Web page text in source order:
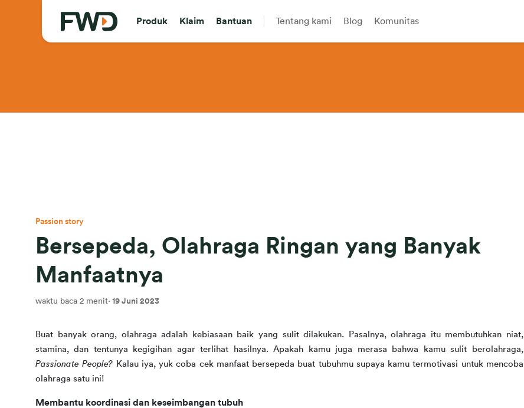
Produk Klaim Bantuan Tentang kami Blog Komunitas
Passion story
Bersepeda, Olahraga Ringan yang Banyak
Manfaatnya
waktu baca 2 menit· 19 Juni 2023
Buat banyak orang, olahraga adalah kebiasaan baik yang sulit dilakukan. Pasalnya, olahraga itu membutuhkan niat,
stamina, dan tentunya kegigihan agar terlihat hasilnya. Apakah kamu juga merasa bahwa kamu sulit berolahraga,
Passionate People? Kalau iya, yuk coba cek manfaat bersepeda buat tubuhmu supaya kamu termotivasi untuk mencoba
olahraga satu ini!
Membantu koordinasi dan keseimbangan tubuh